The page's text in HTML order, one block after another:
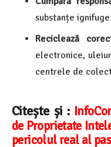
substanțe
Reciclează
electronice,
centrele de
Citește și :
de Proprietate
pericolul real al